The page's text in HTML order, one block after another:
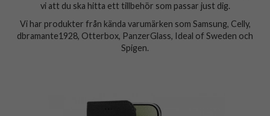
vi att du ska hitta ett tillbehör som passar just dig.
Vi har produkter från kända varumärken som Samsung, Celly,
dbramante1928, Otterbox, PanzerGlass, Ideal of Sweden och
Spigen.